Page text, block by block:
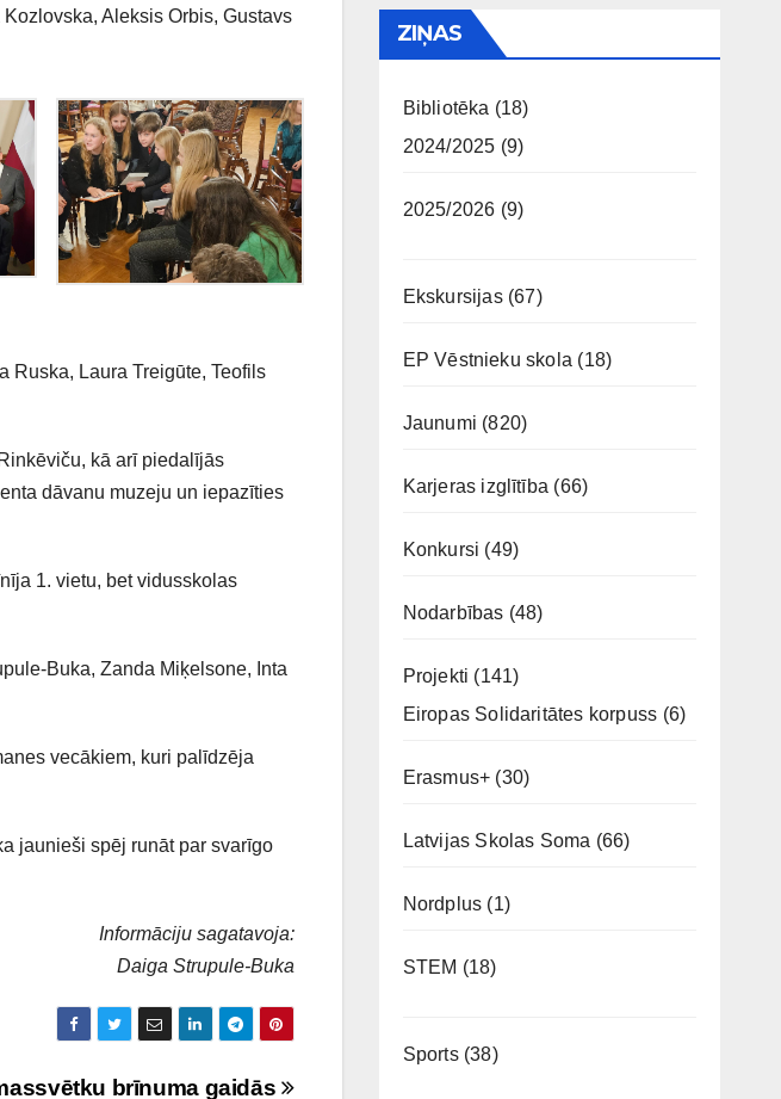
Aleksis Orbis, Gustavs
Ruska, Laura Treigūte, Teofils
kā arī piedalījās
dāvanu muzeju un iepazīties
1. vietu, bet vidusskolas
Buka, Zanda Miķelsone, Inta
vecākiem, kuri palīdzēja
jaunieši spēj runāt par svarīgo
Informāciju sagatavoja:
Daiga Strupule-Buka
brīnuma gaidās
ZIŅAS
Bibliotēka (18)
2024/2025 (9)
2025/2026 (9)
Ekskursijas(67)
EP Vēstnieku skola (18)
Jaunumi (820)
Karjeras izglītība (66)
Konkursi (49)
Nodarbības (48)
Projekti (141)
Eiropas Solidaritātes korpuss (6)
Erasmus+ (30)
Latvijas Skolas Soma (66)
Nordplus (1)
STEM (18)
Sports(38)